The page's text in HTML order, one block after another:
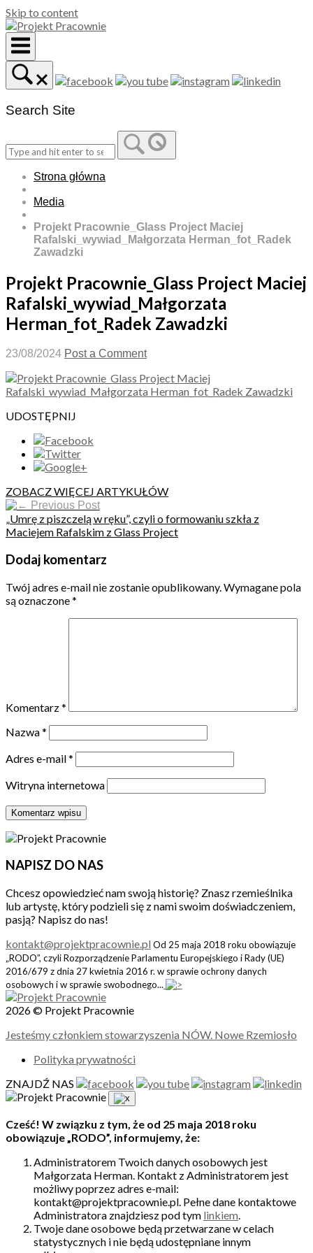
Skip to content
Search Site
Strona główna
Media
Projekt Pracownie_Glass Project Maciej
Rafalski_wywiad_Małgorzata Herman_fot_Radek
Zawadzki
Projekt Pracownie_Glass Project Maciej
Rafalski_wywiad_Małgorzata
Herman_fot_Radek Zawadzki
23/08/2024 Post a Comment
UDOSTĘPNIJ
ZOBACZ WIĘCEJ ARTYKUŁÓW
Previous Post
„Umrę z piszczelą w ręku”, czyli o formowaniu szkła z
Maciejem Rafalskim z Glass Project
Dodaj komentarz
Twój adres e-mail nie zostanie opublikowany. Wymagane pola
są oznaczone*
Komentarz*
Nazwa*
Adres e-mail*
Witryna internetowa
NAPISZ DO NAS
Chcesz opowiedzieć nam swoją historię? Znasz rzemieślnika
lub artystę, który podzieli się z nami swoim doświadczeniem,
pasją? Napisz do nas!
kontakt@projektpracownie.pl Od 25 maja 2018 roku obowiązuje
„RODO”, czyli Rozporządzenie Parlamentu Europejskiego i Rady (UE)
2016/679 z dnia 27 kwietnia 2016 r. w sprawie ochrony danych
osobowych i w sprawie swobodnego...
2026 © Projekt Pracownie
Jesteśmy członkiem stowarzyszenia NÓW. Nowe Rzemiosło
Polityka prywatności
ZNAJDŹ NAS
Cześć! W związku z tym, że od 25 maja 2018 roku
obowiązuje „RODO”, informujemy, że:
Administratorem Twoich danych osobowych jest
Małgorzata Herman. Kontakt z Administratorem jest
możliwy poprzez adres e-mail:
kontakt@projektpracownie.pl. Pełne dane kontaktowe
Administratora znajdziesz pod tym linkiem.
Twoje dane osobowe będą przetwarzane w celach
statystycznych i nie będą udostępniane innym